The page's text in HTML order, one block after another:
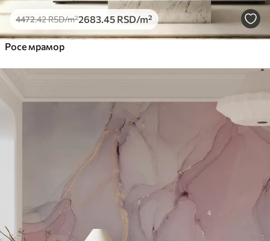
.674900.00RSD/m²
4472.42RSD/m²2683 .45 RSD/m²
Росе мрамор